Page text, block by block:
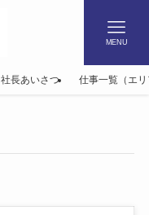
MENU
社長あいさつ 仕事一覧（エ